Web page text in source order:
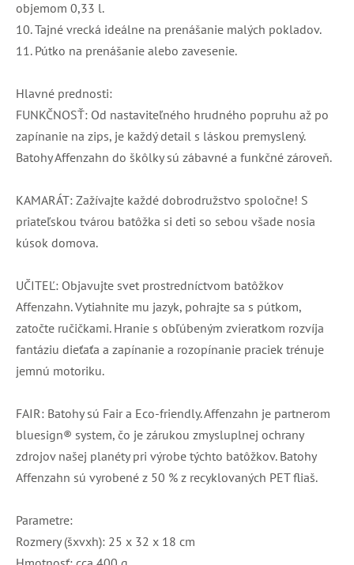
objemom 0,33 l.
10. Tajné vrecká ideálne na prenášanie malých pokladov.
11. Pútko na prenášanie alebo zavesenie.
Hlavné prednosti:
FUNKČNOSŤ: Od nastaviteľného hrudného popruhu až po
zapínanie na zips, je každý detail s láskou premyslený.
Batohy Affenzahn do škôlky sú zábavné a funkčné zároveň.
KAMARÁT: Zažívajte každé dobrodružstvo spoločne! S
priateľskou tvárou batôžka si deti so sebou všade nosia
kúsok domova.
UČITEĽ: Objavujte svet prostredníctvom batôžkov
Affenzahn. Vytiahnite mu jazyk, pohrajte sa s pútkom,
zatočte ručičkami. Hranie s obľúbeným zvieratkom rozvíja
fantáziu dieťaťa a zapínanie a rozopínanie praciek trénuje
jemnú motoriku.
FAIR: Batohy sú Fair a Eco-friendly. Affenzahn je partnerom
bluesign® system, čo je zárukou zmysluplnej ochrany
zdrojov našej planéty pri výrobe týchto batôžkov. Batohy
Affenzahn sú vyrobené z 50 % z recyklovaných PET fliaš.
Parametre:
Rozmery (šxvxh): 25 x 32 x 18 cm